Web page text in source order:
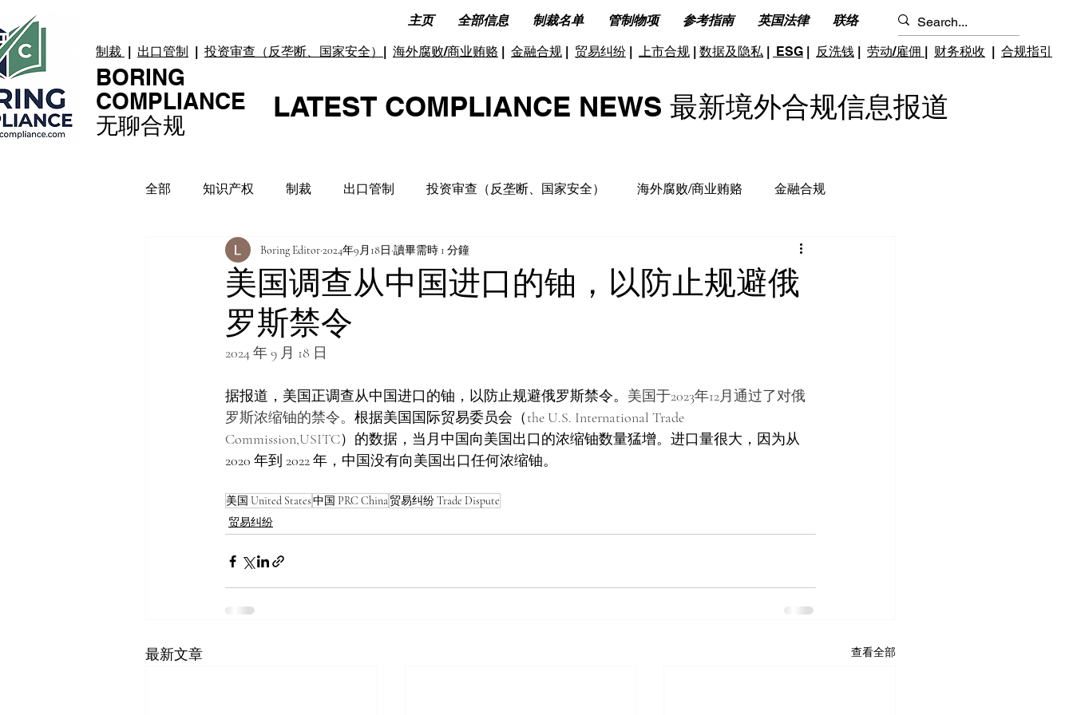
主页 全部信息 制裁名单 管制物项 参考指南 英国法律 联络
制裁 | 出口管制 | 投资审查（反垄断、国家安全） | 海外腐败/商业贿赂 | 金融合规 | 贸易纠纷 | 上市合规 | 数据及隐私 | ESG | 反洗钱 | 劳动/雇佣 | 财务税收 | 合规指引
BORING
COMPLIANCE
无聊合规
LATEST COMPLIANCE NEWS 最新境外合规信息报道
全部 知识产权 制裁 出口管制 投资审查（反垄断、国家安全） 海外腐败/商业贿赂 金融合规
贸易纠纷 上市合规 数据合规及隐私保护
案例 Case
美国调查从中国进口的铀，以防止规避俄
罗斯禁令
Boring Editor2024年9月18日 讀畢需時 1 分鐘
2024 年 9 月 18 日
据报道，美国正调查从中国进口的铀，以防止规避俄罗斯禁令。 美国于2023年12月通过了对俄
罗斯浓缩铀的禁令。 根据美国国际贸易委员会（the U.S. International Trade
Commission,USITC）的数据，当月中国向美国出口的浓缩铀数量猛增。进口量很大，因为从
2020 年到 2022 年，中国没有向美国出口任何浓缩铀。
美国 United States中国 PRC China贸易纠纷 Trade Dispute
贸易纠纷
最新文章 查看全部